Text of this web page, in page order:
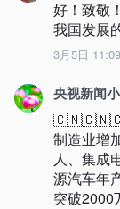
好！致敬
我国发展
3月5日 11:09
央视新闻
制造业增
人、集成
源汽车年
突破2000